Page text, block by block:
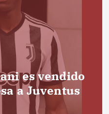
es vendido
a Juventus